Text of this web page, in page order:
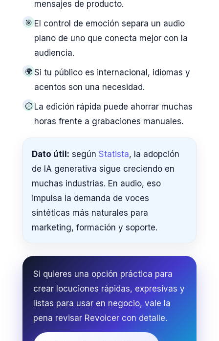
mensajes de producto.
🎯 El control de emoción separa un audio
plano de uno que conecta mejor con la
audiencia.
🌍 Si tu público es internacional, idiomas y
acentos son una necesidad.
⏱️ La edición rápida puede ahorrar muchas
horas frente a grabaciones manuales.
Dato útil: según Statista, la adopción
de IA generativa sigue creciendo en
muchas industrias. En audio, eso
impulsa la demanda de voces
sintéticas más naturales para
marketing, formación y soporte.
Si quieres una opción práctica para
crear locuciones rápidas, expresivas y
listas para usar en negocio, vale la
pena revisar Revoicer con detalle.